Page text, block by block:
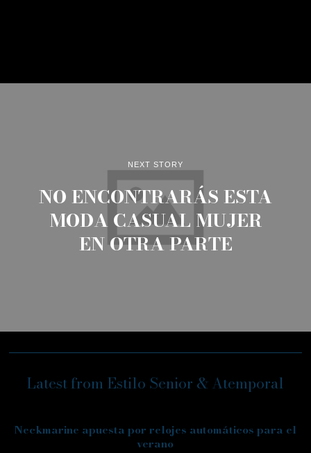
NEXT STORY
NO ENCONTRARÁS ESTA
MODA CASUAL MUJER
EN OTRA PARTE
Latest from Estilo Senior & Atemporal
Neckmarine apuesta por relojes automáticos para el
verano